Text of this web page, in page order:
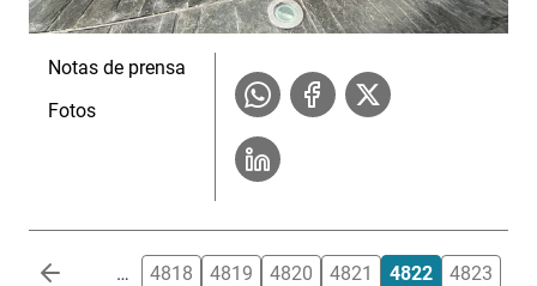
Notas de prensa
Fotos
Paginación … 4818 4819 4820 4821 4822
4823